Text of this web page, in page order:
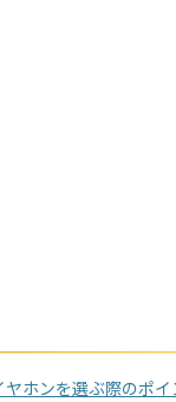
ホンを選ぶ際のポイ